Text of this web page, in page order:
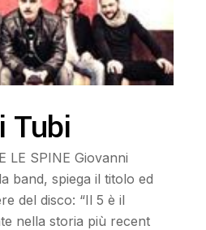
Tubi
LE SPINE Giovanni
band, spiega il titolo ed
del disco: “Il 5 è il
nella storia più recent